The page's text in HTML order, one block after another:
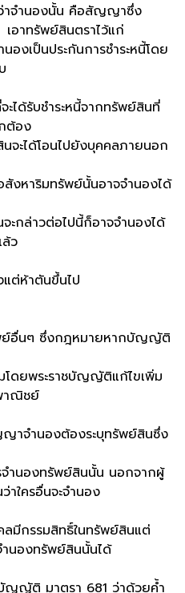
องนั้น คือสัญญาซึ่ง
อาทรัพย์สินตราไว้แก่
งเป็นประกันการชำระหนี้โดย
ชำระหนี้จากทรัพย์สินที่
ต้อง
จะได้โอนไปยังบุคคลภายนอก
มทรัพย์นั้นอาจจำนองได้
ต่อไปนี้ก็อาจจำนองได้
ว
าตันขึ้นไป
ซึ่งกฎหมายหากบัญญัติ
ระราชบัญญัติแก้ไขเพิ่ม
าณิชย์
องต้องระบุทรัพย์สินซึ่ง
ทรัพย์สินนั้น นอกจากผู้
าใครอื่นจะจำนอง
มสิทธิ์ในทรัพย์สินแต่
ำนองทรัพย์สินนั้นได้
าตรา 681 ว่าด้วยค้ำ